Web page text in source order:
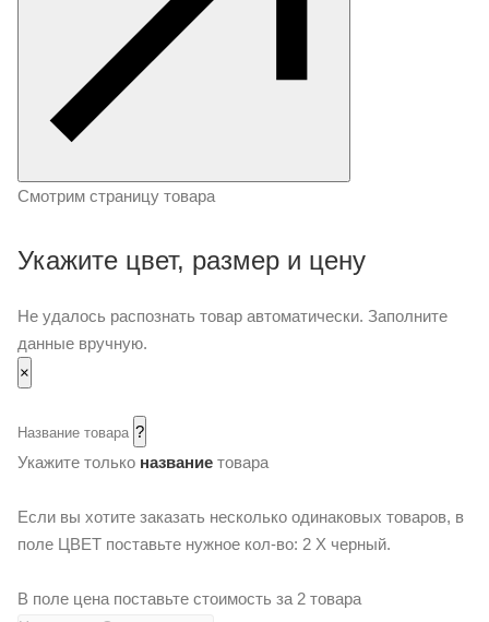
Смотрим страницу товара
Укажите цвет, размер и цену
Не удалось распознать товар автоматически. Заполните
данные вручную.
×
Название товара ?
Укажите только название товара
Если вы хотите заказать несколько одинаковых товаров, в
поле ЦВЕТ поставьте нужное кол-во: 2 Х черный.
В поле цена поставьте стоимость за 2 товара